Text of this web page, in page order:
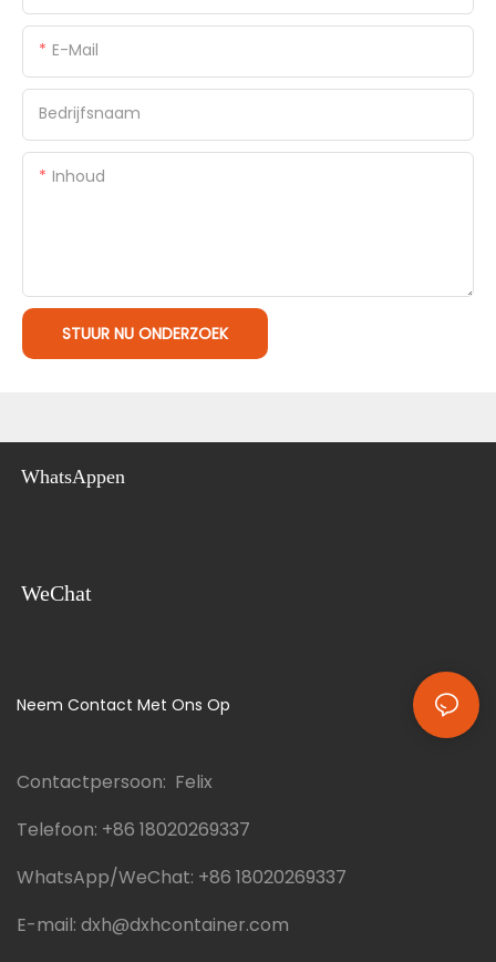
E-Mail
Bedrijfsnaam
Inhoud
STUUR NU ONDERZOEK
WhatsAppen
WeChat
Neem Contact Met Ons Op
Contactpersoon: Felix
Telefoon: +86 18020269337
WhatsApp/WeChat: +86 18020269337
E-mail: dxh@dxhcontainer.com